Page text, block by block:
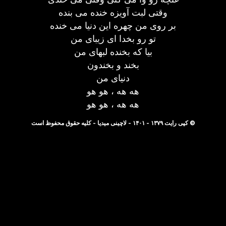
وقتی لبت آویزه خنده می بنده
بر روی من چهره این دنیا می خنده
تو رو بخدا ای زیبای من
بیا که بخنده لبهای من
بخند و بخندون
دنیای من
هه هه ، هو هو
هه هه ، هو هو
© کپی رایت ۱۳۷۹ - ۱۴۰۱ - لاچینی میدیا - کلیه حقوق محفوظ است